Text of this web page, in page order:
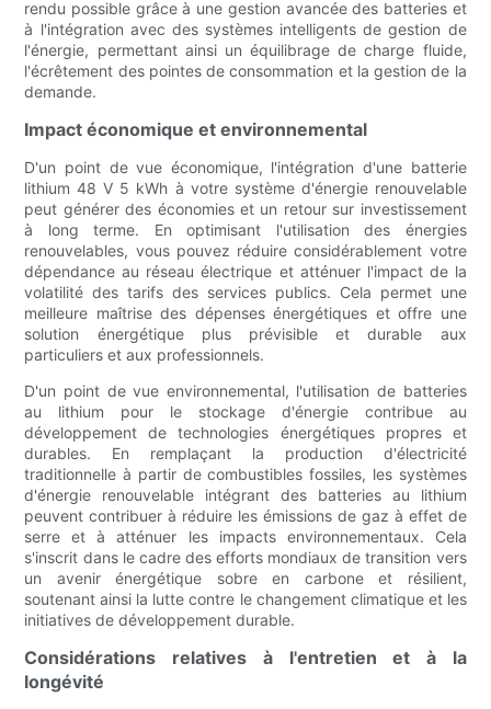
rendu possible grâce à une gestion avancée des batteries et
à l'intégration avec des systèmes intelligents de gestion de
l'énergie, permettant ainsi un équilibrage de charge fluide,
l'écrêtement des pointes de consommation et la gestion de la
demande.
Impact économique et environnemental
D'un point de vue économique, l'intégration d'une batterie
lithium 48 V 5 kWh à votre système d'énergie renouvelable
peut générer des économies et un retour sur investissement
à long terme. En optimisant l'utilisation des énergies
renouvelables, vous pouvez réduire considérablement votre
dépendance au réseau électrique et atténuer l'impact de la
volatilité des tarifs des services publics. Cela permet une
meilleure maîtrise des dépenses énergétiques et offre une
solution énergétique plus prévisible et durable aux
particuliers et aux professionnels.
D'un point de vue environnemental, l'utilisation de batteries
au lithium pour le stockage d'énergie contribue au
développement de technologies énergétiques propres et
durables. En remplaçant la production d'électricité
traditionnelle à partir de combustibles fossiles, les systèmes
d'énergie renouvelable intégrant des batteries au lithium
peuvent contribuer à réduire les émissions de gaz à effet de
serre et à atténuer les impacts environnementaux. Cela
s'inscrit dans le cadre des efforts mondiaux de transition vers
un avenir énergétique sobre en carbone et résilient,
soutenant ainsi la lutte contre le changement climatique et les
initiatives de développement durable.
Considérations relatives à l'entretien et à la
longévité